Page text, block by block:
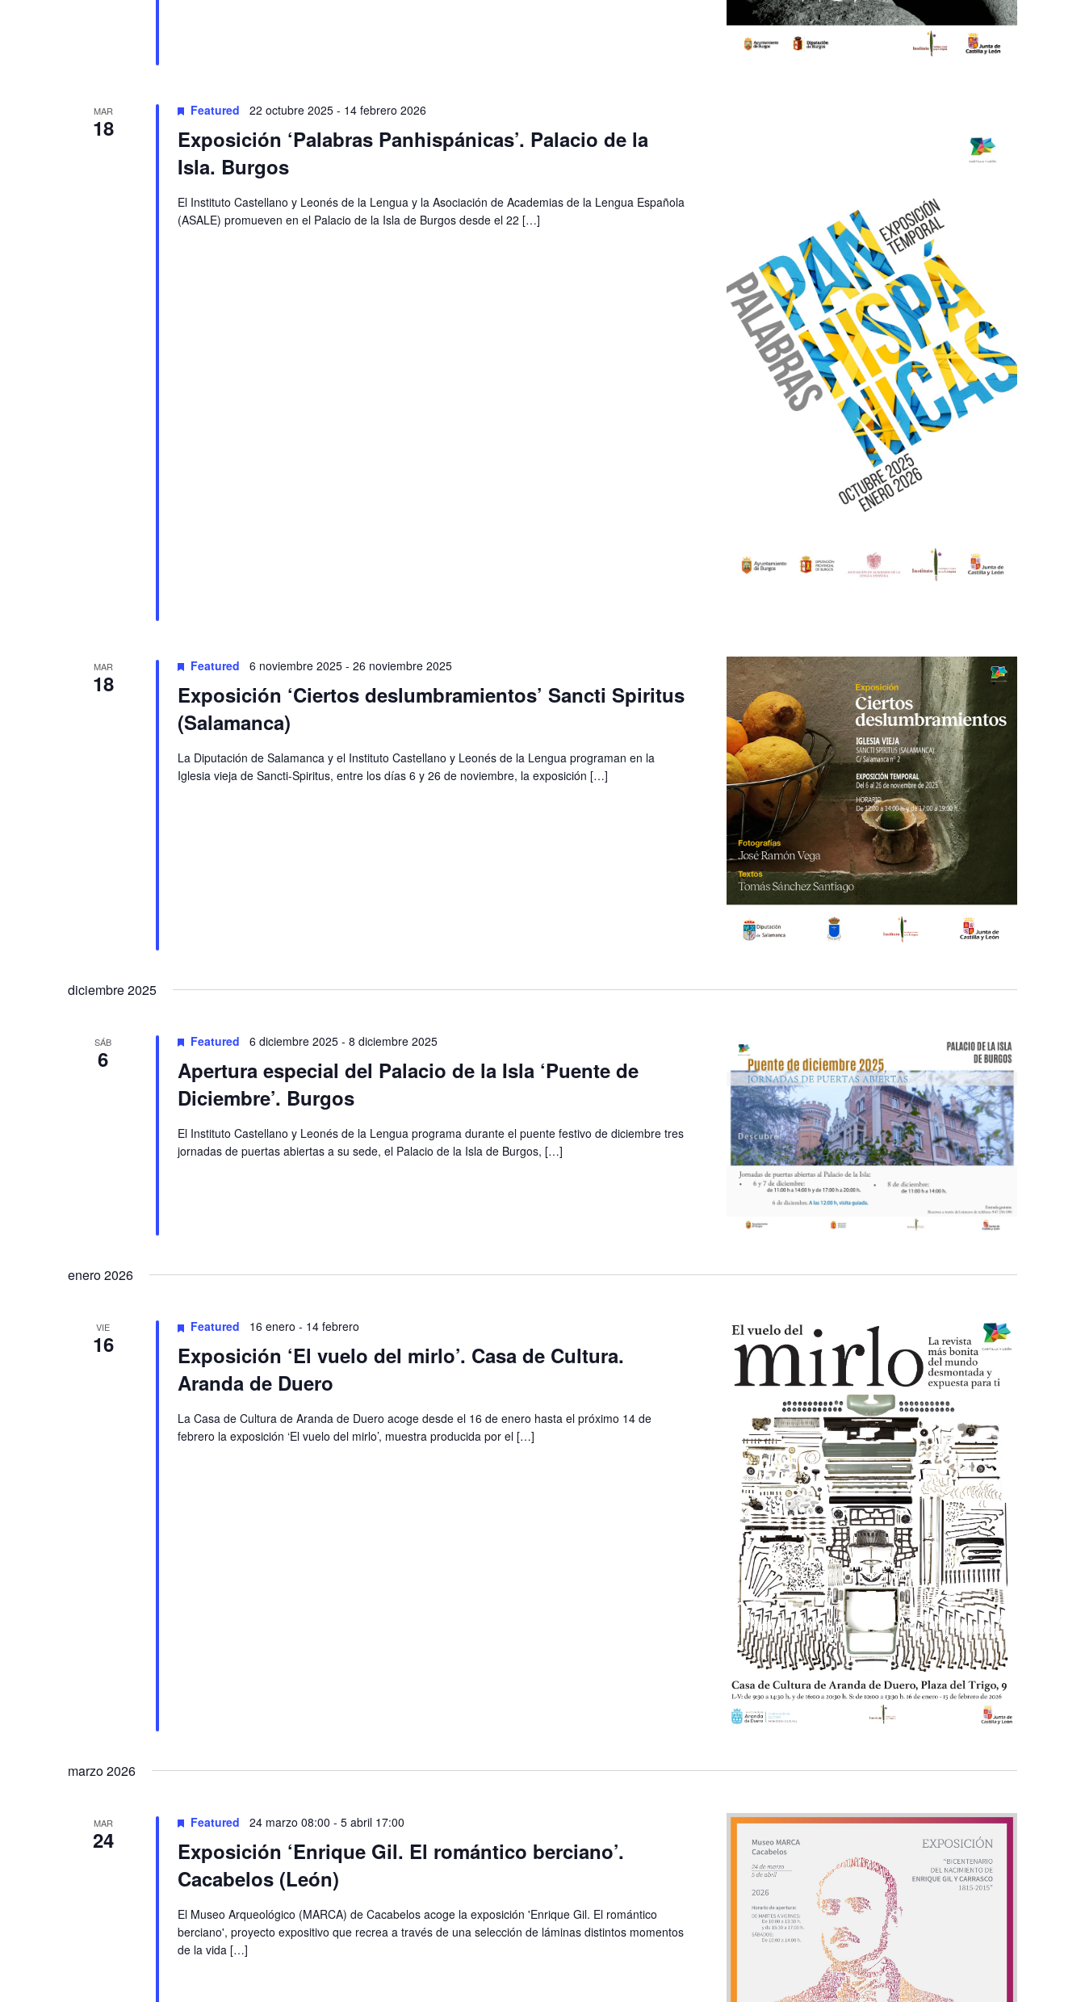
MAR
18
Featured 22 octubre 2025- 14 febrero 2026
Exposición ‘Palabras Panhispánicas’. Palacio de la
Isla. Burgos
El Instituto Castellano y Leonés de la Lengua y la Asociación de Academias de la Lengua Española
(ASALE) promueven en el Palacio de la Isla de Burgos desde el 22 […]
MAR
18
Featured 6 noviembre 2025- 26 noviembre 2025
Exposición ‘Ciertos deslumbramientos’ Sancti Spiritus
(Salamanca)
La Diputación de Salamanca y el Instituto Castellano y Leonés de la Lengua programan en la
Iglesia vieja de Sancti-Spiritus, entre los días 6 y 26 de noviembre, la exposición […]
diciembre 2025
SÁB
6
Featured 6 diciembre 2025- 8 diciembre 2025
Apertura especial del Palacio de la Isla ‘Puente de
Diciembre’. Burgos
El Instituto Castellano y Leonés de la Lengua programa durante el puente festivo de diciembre tres
jornadas de puertas abiertas a su sede, el Palacio de la Isla de Burgos, […]
enero 2026
VIE
16
Featured 16 enero - 14 febrero
Exposición ‘El vuelo del mirlo’. Casa de Cultura.
Aranda de Duero
La Casa de Cultura de Aranda de Duero acoge desde el 16 de enero hasta el próximo 14 de
febrero la exposición ‘El vuelo del mirlo’, muestra producida por el […]
marzo 2026
MAR
24
Featured 24 marzo 08:00 - 5 abril 17:00
Exposición ‘Enrique Gil. El romántico berciano’.
Cacabelos (León)
El Museo Arqueológico (MARCA) de Cacabelos acoge la exposición 'Enrique Gil. El romántico
berciano', proyecto expositivo que recrea a través de una selección de láminas distintos momentos
de la vida […]